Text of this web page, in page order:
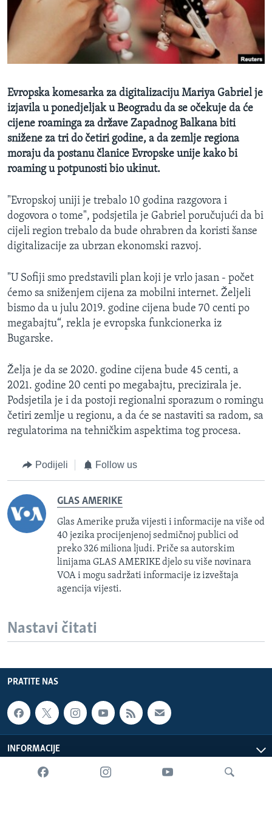
MAGAZIN
O GLASU AMERIKE
Learning English
PRATITE NAS
Jezici
Evropska komesarka za digitalizaciju Mariya Gabriel je
izjavila u ponedjeljak u Beogradu da se očekuje da će
cijene roaminga za države Zapadnog Balkana biti
snižene za tri do četiri godine, a da zemlje regiona
moraju da postanu članice Evropske unije kako bi
roaming u potpunosti bio ukinut.
"Evropskoj uniji je trebalo 10 godina razgovora i
dogovora o tome", podsjetila je Gabriel poručujući da bi
cijeli region trebalo da bude ohrabren da koristi šanse
digitalizacije za ubrzan ekonomski razvoj.
"U Sofiji smo predstavili plan koji je vrlo jasan - počet
ćemo sa sniženjem cijena za mobilni internet. Željeli
bismo da u julu 2019. godine cijena bude 70 centi po
megabajtu“, rekla je evropska funkcionerka iz
Bugarske.
Želja je da se 2020. godine cijena bude 45 centi, a
2021. godine 20 centi po megabajtu, precizirala je.
Podsjetila je i da postoji regionalni sporazum o romingu
četiri zemlje u regionu, a da će se nastaviti sa radom, sa
regulatorima na tehničkim aspektima tog procesa.
Podijeli Follow us
GLAS AMERIKE
Glas Amerike pruža vijesti i informacije na više od
40 jezika procijenjenoj sedmičnoj publici od
preko 326 miliona ljudi. Priče sa autorskim
linijama GLAS AMERIKE djelo su više novinara
VOA i mogu sadržati informacije iz izveštaja
agencija vijesti.
Nastavi čitati
PRATITE NAS
INFORMACIJE
SADRŽAJ